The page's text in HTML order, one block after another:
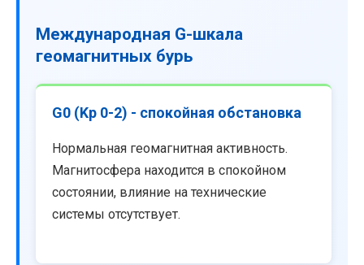
Международная G-шкала
геомагнитных бурь
G0 (Kp 0-2) - спокойная обстановка
Нормальная геомагнитная активность.
Магнитосфера находится в спокойном
состоянии, влияние на технические
системы отсутствует.